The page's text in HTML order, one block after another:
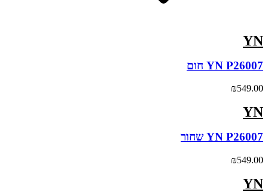
YN
YN P26007 חום
₪549.00
YN
YN P26007 שחור
₪549.00
YN